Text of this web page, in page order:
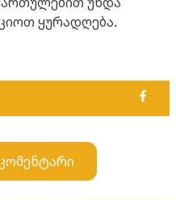
ყურადღება.